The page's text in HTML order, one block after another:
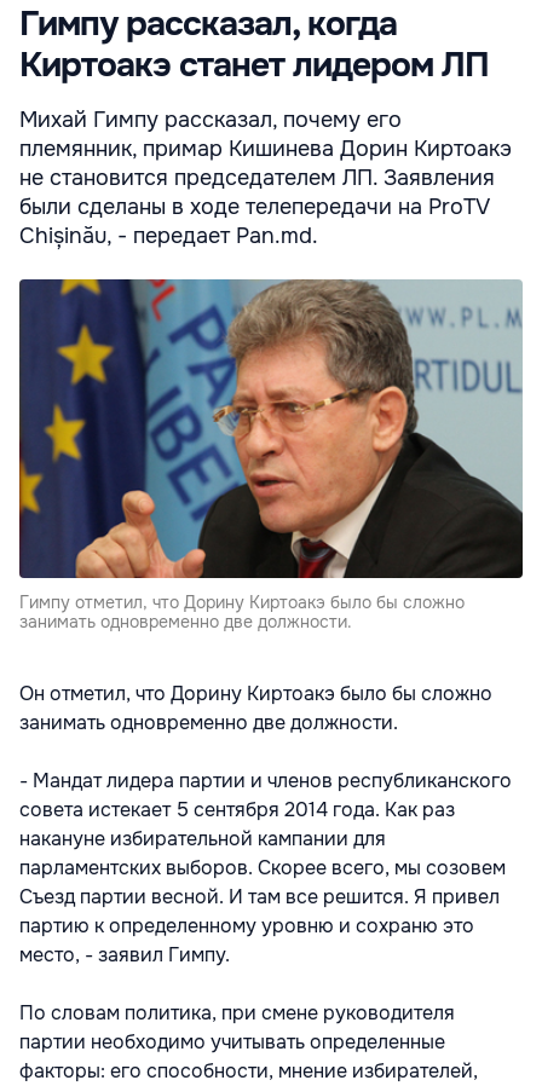
Гимпу рассказал, когда
Киртоакэ станет лидером ЛП
Михай Гимпу рассказал, почему его
племянник, примар Кишинева Дорин Киртоакэ
не становится председателем ЛП. Заявления
были сделаны в ходе телепередачи на ProTV
Chișinău, - передает Pan.md.
Гимпу отметил, что Дорину Киртоакэ было бы сложно
занимать одновременно две должности.
Он отметил, что Дорину Киртоакэ было бы сложно
занимать одновременно две должности.
- Мандат лидера партии и членов республиканского
совета истекает 5 сентября 2014 года. Как раз
накануне избирательной кампании для
парламентских выборов. Скорее всего, мы созовем
Съезд партии весной. И там все решится. Я привел
партию к определенному уровню и сохраню это
место, - заявил Гимпу.
По словам политика, при смене руководителя
партии необходимо учитывать определенные
факторы: его способности, мнение избирателей,